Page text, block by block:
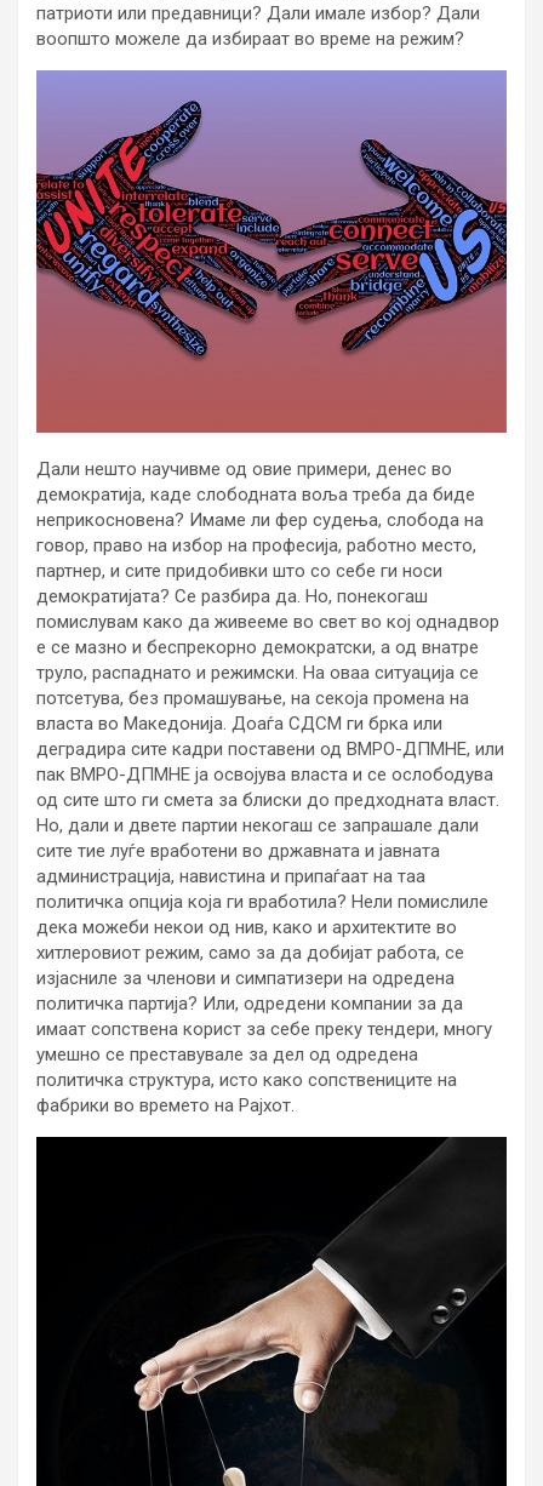
патриоти или предавници? Дали имале избор? Дали
воопшто можеле да избираат во време на режим?
Дали нешто научивме од овие примери, денес во
демократија, каде слободната воља треба да биде
неприкосновена? Имаме ли фер судења, слобода на
говор, право на избор на професија, работно место,
партнер, и сите придобивки што со себе ги носи
демократијата? Се разбира да. Но, понекогаш
помислувам како да живееме во свет во кој однадвор
е се мазно и беспрекорно демократски, а од внатре
труло, распаднато и режимски. На оваа ситуација се
потсетува, без промашување, на секоја промена на
власта во Македонија. Доаѓа СДСМ ги брка или
деградира сите кадри поставени од ВМРО-ДПМНЕ, или
пак ВМРО-ДПМНЕ ја освојува власта и се ослободува
од сите што ги смета за блиски до предходната власт.
Но, дали и двете партии некогаш се запрашале дали
сите тие луѓе вработени во државната и јавната
администрација, навистина и припаѓаат на таа
политичка опција која ги вработила? Нели помислиле
дека можеби некои од нив, како и архитектите во
хитлеровиот режим, само за да добијат работа, се
изјасниле за членови и симпатизери на одредена
политичка партија? Или, одредени компании за да
имаат сопствена корист за себе преку тендери, многу
умешно се преставувале за дел од одредена
политичка структура, исто како сопствениците на
фабрики во времето на Рајхот.